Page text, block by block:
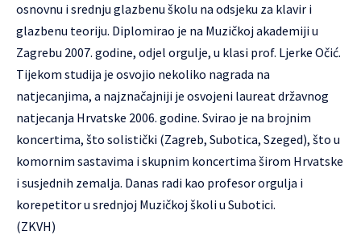
osnovnu i srednju glazbenu školu na odsjeku za klavir i
glazbenu teoriju. Diplomirao je na Muzičkoj akademiji u
Zagrebu 2007. godine, odjel orgulje, u klasi prof. Ljerke Očić.
Tijekom studija je osvojio nekoliko nagrada na
natjecanjima, a najznačajniji je osvojeni laureat državnog
natjecanja Hrvatske 2006. godine. Svirao je na brojnim
koncertima, što solistički (Zagreb, Subotica, Szeged), što u
komornim sastavima i skupnim koncertima širom Hrvatske
i susjednih zemalja. Danas radi kao profesor orgulja i
korepetitor u srednjoj Muzičkoj školi u Subotici.
(ZKVH)